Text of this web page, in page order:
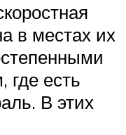
в местах их
где есть
В этих